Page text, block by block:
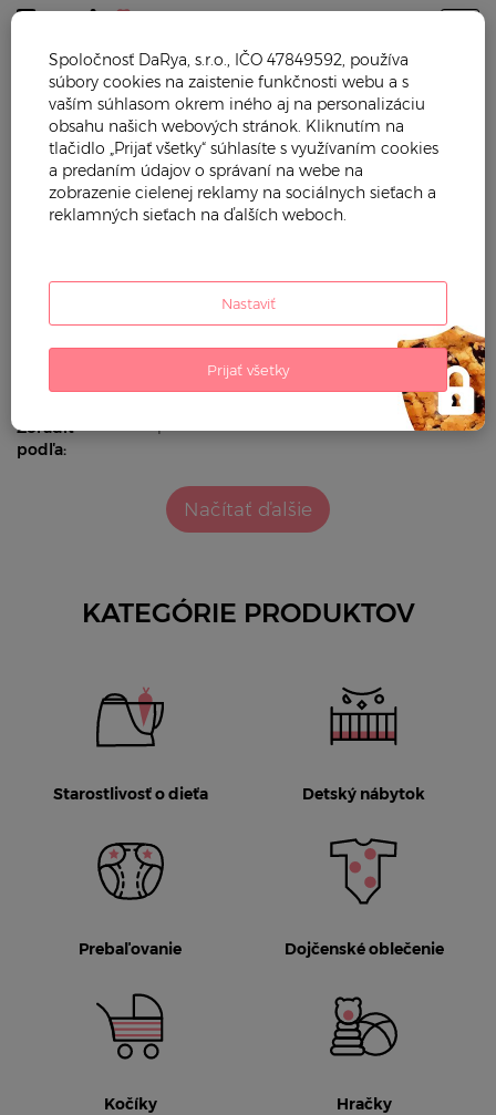
Trendy mama Hračky Detské vozidlá
Detské
odrážadlá
Odrážadlá sety
ODRÁŽADLÁ SETY
Použité
Zoradiť
podľa:
Načítať ďalšie
KATEGÓRIE PRODUKTOV
Starostlivosť o dieťa Detský nábytok
Prebaľovanie Dojčenské oblečenie
Kočíky Hračky
Spoločnosť DaRya, s.r.o., IČO 47849592, používa
súbory cookies na zaistenie funkčnosti webu a s
vaším súhlasom okrem iného aj na personalizáciu
obsahu našich webových stránok. Kliknutím na
tlačidlo „Prijať všetky“ súhlasíte s využívaním cookies
a predaním údajov o správaní na webe na
zobrazenie cielenej reklamy na sociálnych sieťach a
reklamných sieťach na ďalších weboch.
Nastaviť
Prijať všetky